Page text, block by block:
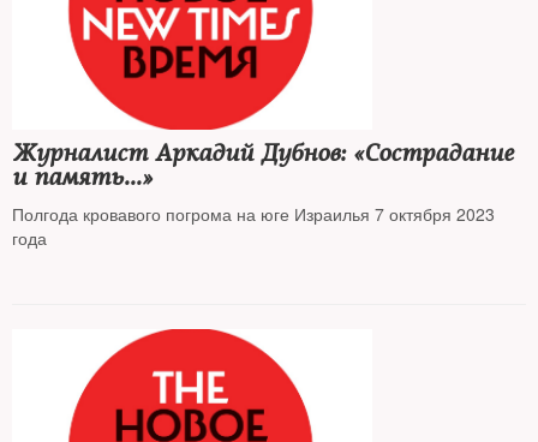
Журналист Аркадий Дубнов: «Сострадание
и память...»
Полгода кровавого погрома на юге Израилья 7 октября 2023
года